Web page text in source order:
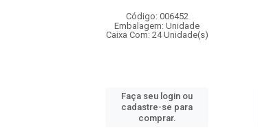
Código: 006452
Embalagem: Unidade
Caixa Com: 24 Unidade(s)
Faça seu login ou
cadastre-se para
comprar.